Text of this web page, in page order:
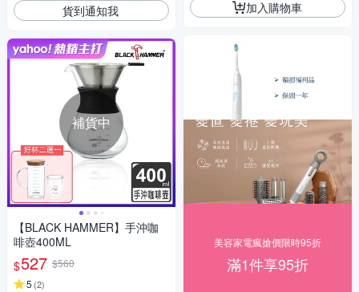
貨到通知我
補貨中
【BLACK HAMMER】手沖咖
啡壺400ML
$527 $560
5 (2)
加入購物車
美容家電瘋搶價限時95折
滿1件享95折